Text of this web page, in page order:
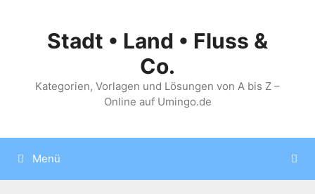
springenStadt • Land • Fluss &
Co.
Kategorien, Vorlagen und Lösungen von A bis Z –
Online auf Umingo.de
Menü